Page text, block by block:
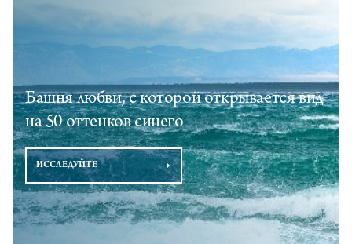
Башня любви, с которой открывается вид
на 50 оттенков синего
ИССЛЕДУЙТЕ